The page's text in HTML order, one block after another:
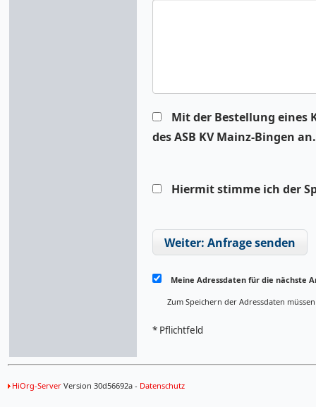
Mit der Bestellung eines
des ASB KV Mainz-Bingen an.
Hiermit stimme ich der
Weiter: Anfrage senden
Meine Adressdaten für die nächste
Zum Speichern der Adressdaten müssen
* Pflichtfeld
HiOrg-ServerVersion 30d56692a - Datenschutz